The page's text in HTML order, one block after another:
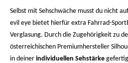
Selbst mit Sehschwäche musst du nicht
evil eye bietet hierfür extra Fahrrad-
Verglasung. Durch die Zugehörigkeit zu
österreichischen Premiumhersteller
in deiner individuellen Sehstärke